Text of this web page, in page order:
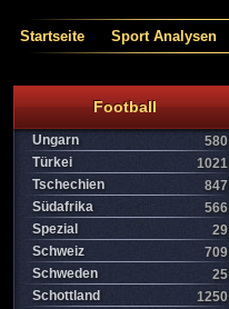
Startseite Sport Analysen
Football
Ungarn
580
Türkei
1021
Tschechien
847
Südafrika
566
Spezial
29
Schweiz
709
Schweden
25
Schottland
1250